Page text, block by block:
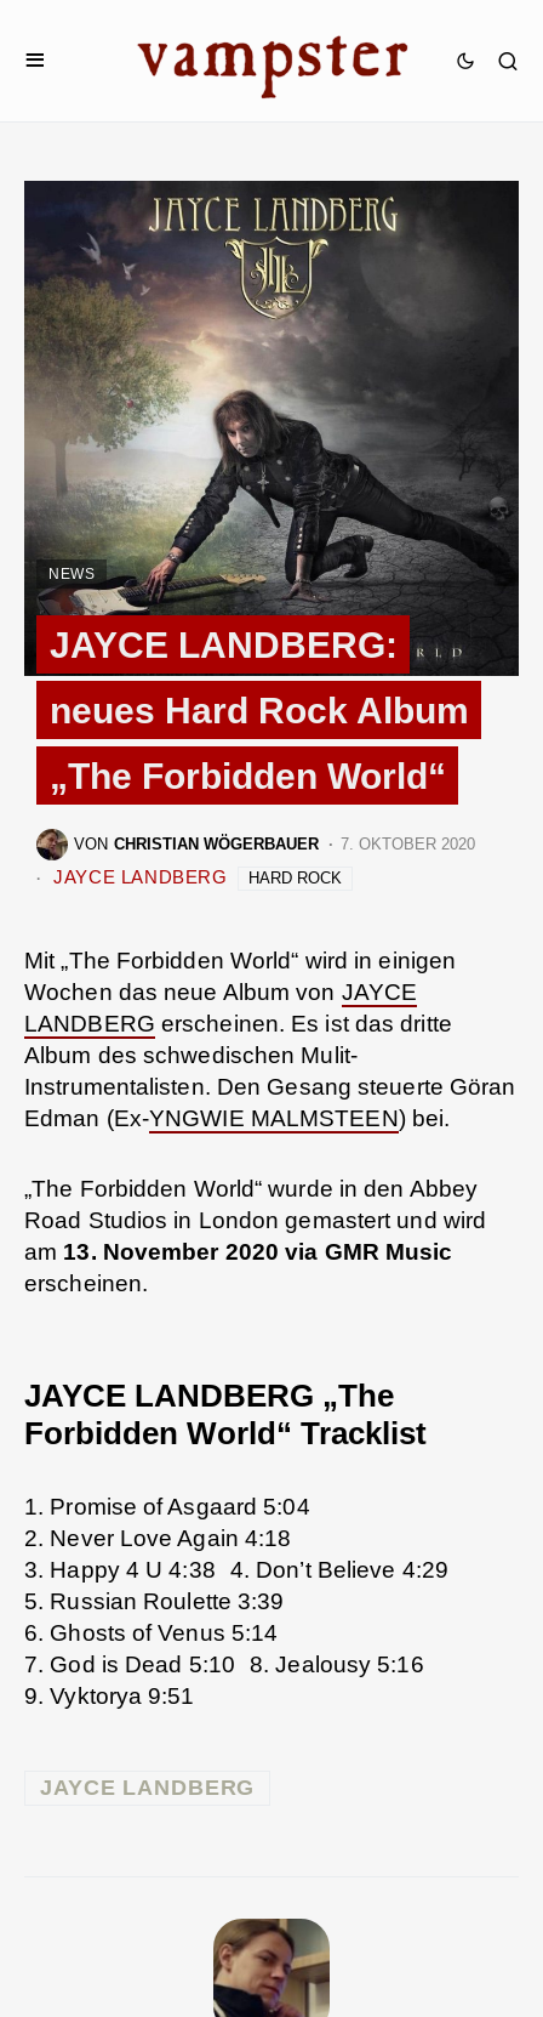
NEWS
JAYCE LANDBERG:
neues Hard Rock Album
„The Forbidden World“
VON CHRISTIAN WÖGERBAUER 7. OKTOBER 2020
JAYCE LANDBERG HARD ROCK
Mit „The Forbidden World“ wird in einigen
Wochen das neue Album von JAYCE
LANDBERG erscheinen. Es ist das dritte
Album des schwedischen Mulit-
Instrumentalisten. Den Gesang steuerte Göran
Edman (Ex-YNGWIE MALMSTEEN) bei.
„The Forbidden World“ wurde in den Abbey
Road Studios in London gemastert und wird
am 13. November 2020 via GMR Music
erscheinen.
JAYCE LANDBERG „The
Forbidden World“ Tracklist
1. Promise of Asgaard 5:04
2. Never Love Again 4:18
3. Happy 4 U 4:38 4. Don’t Believe 4:29
5. Russian Roulette 3:39
6. Ghosts of Venus 5:14
7. God is Dead 5:10 8. Jealousy 5:16
9. Vyktorya 9:51
JAYCE LANDBERG